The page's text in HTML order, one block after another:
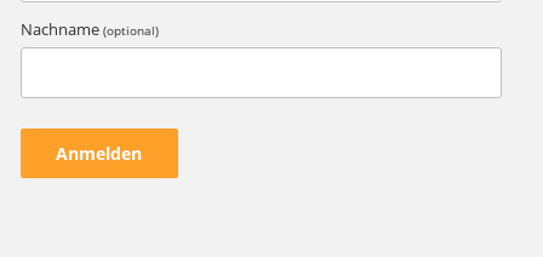
Nachname (optional)